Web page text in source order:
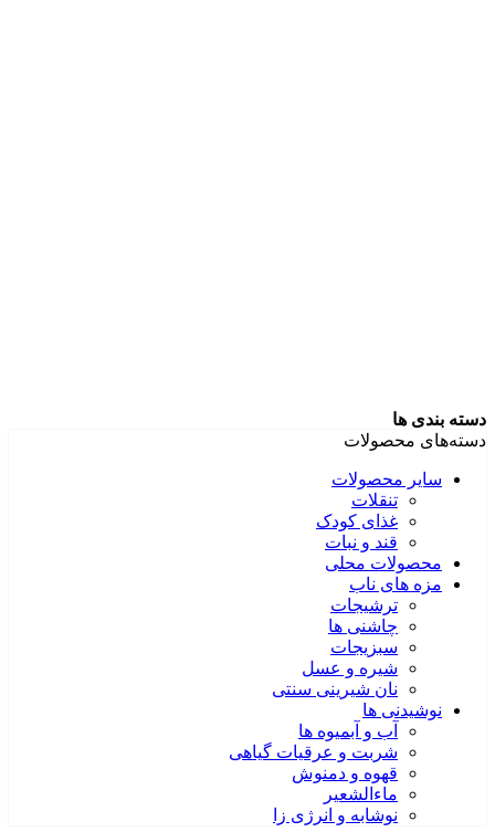
دسته بندی ها
دسته‌های محصولات
سایر محصولات
تنقلات
غذای کودک
قند و نبات
محصولات محلی
مزه های ناب
ترشیجات
چاشنی ها
سبزیجات
شیره و عسل
نان شیرینی سنتی
نوشیدنی ها
آب و آبمیوه ها
شربت و عرقیات گیاهی
قهوه و دمنوش
ماءالشعیر
نوشابه و انرژی زا